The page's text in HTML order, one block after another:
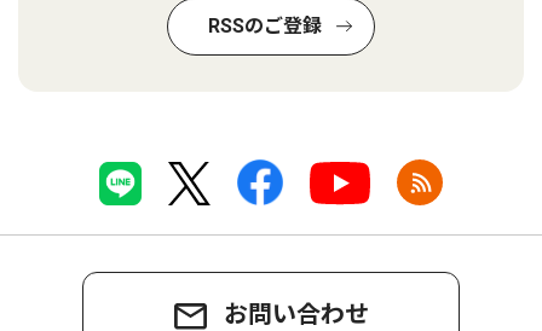
RSSのご登録
お問い合わせ